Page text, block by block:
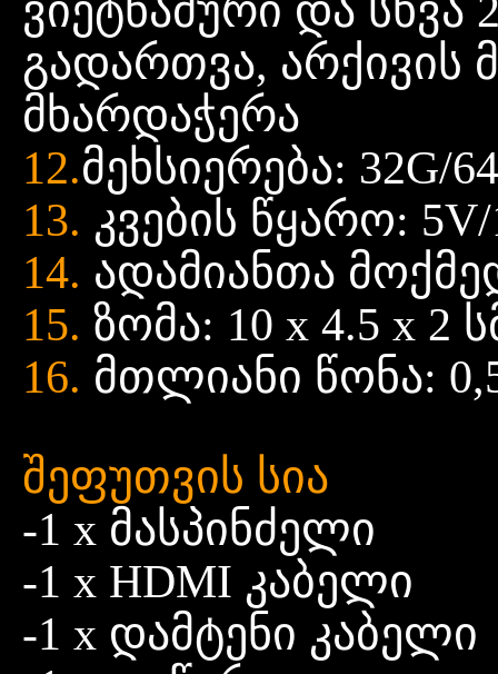
ვიეტნამური და სხვა
გადართვა, არქივის
მხარდაჭერა
12.მეხსიერება: 32G/
13. კვების წყარო:
14. ადამიანთა
15.ზომა: 10 x 4.5 x 2
16. მთლიანი წონა:
შეფუთვის სია
-1 x მასპინძელი
-1 x HDMI კაბელი
-1 x დამტენი კაბელი